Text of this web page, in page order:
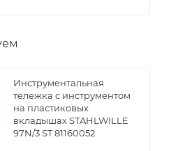
Инструментальная
тележка с инструментом
на пластиковых
вкладышах STAHLWILLE
97N/3 ST 81160052